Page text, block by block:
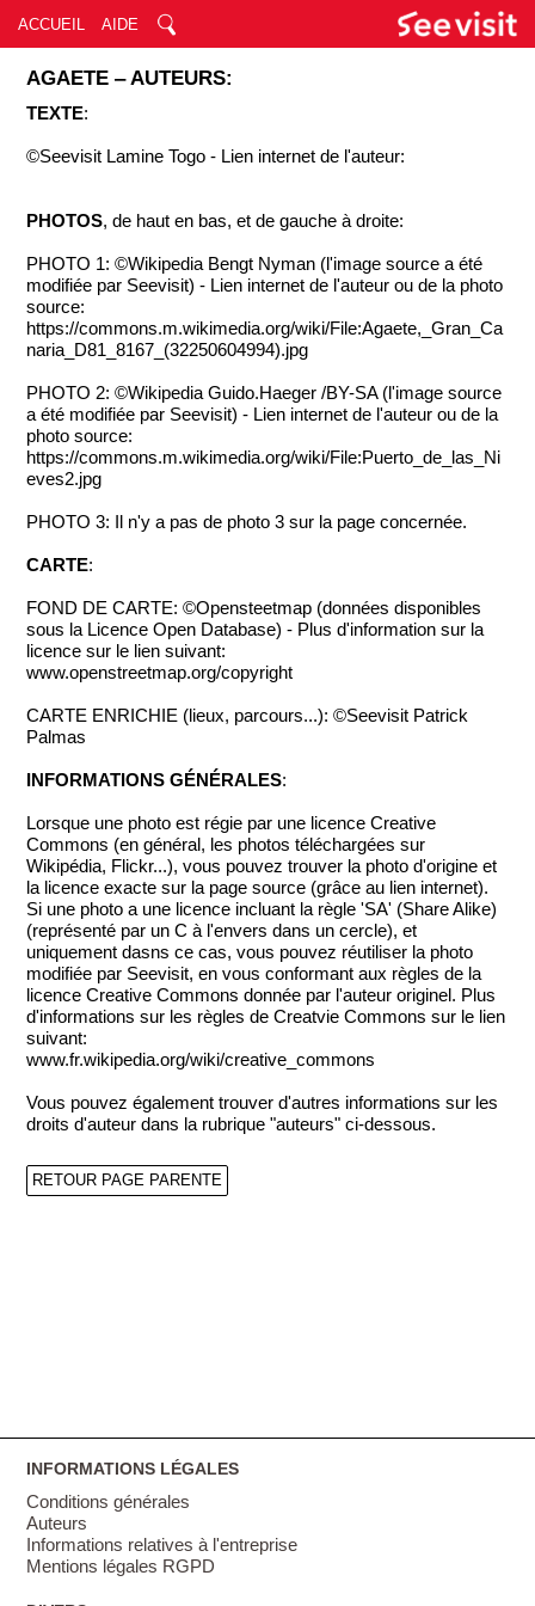
ACCUEIL AIDE
AGAETE ‒ AUTEURS:
TEXTE:
©Seevisit Lamine Togo - Lien internet de l'auteur:
PHOTOS, de haut en bas, et de gauche à droite:
PHOTO 1: ©Wikipedia Bengt Nyman (l'image source a été
modifiée par Seevisit) - Lien internet de l'auteur ou de la photo
source:
https://commons.m.wikimedia.org/wiki/File:Agaete,_Gran_Ca
naria_D81_8167_(32250604994).jpg
PHOTO 2: ©Wikipedia Guido.Haeger /BY-SA (l'image source
a été modifiée par Seevisit) - Lien internet de l'auteur ou de la
photo source:
https://commons.m.wikimedia.org/wiki/File:Puerto_de_las_Ni
eves2.jpg
PHOTO 3: Il n'y a pas de photo 3 sur la page concernée.
CARTE:
FOND DE CARTE: ©Opensteetmap (données disponibles
sous la Licence Open Database) - Plus d'information sur la
licence sur le lien suivant:
www.openstreetmap.org/copyright
CARTE ENRICHIE (lieux, parcours...): ©Seevisit Patrick
Palmas
INFORMATIONS GÉNÉRALES:
Lorsque une photo est régie par une licence Creative
Commons (en général, les photos téléchargées sur
Wikipédia, Flickr...), vous pouvez trouver la photo d'origine et
la licence exacte sur la page source (grâce au lien internet).
Si une photo a une licence incluant la règle 'SA' (Share Alike)
(représenté par un C à l'envers dans un cercle), et
uniquement dasns ce cas, vous pouvez réutiliser la photo
modifiée par Seevisit, en vous conformant aux règles de la
licence Creative Commons donnée par l'auteur originel. Plus
d'informations sur les règles de Creatvie Commons sur le lien
suivant:
www.fr.wikipedia.org/wiki/creative_commons
Vous pouvez également trouver d'autres informations sur les
droits d'auteur dans la rubrique "auteurs" ci-dessous.
RETOUR PAGE PARENTE
INFORMATIONS LÉGALES
Conditions générales
Auteurs
Informations relatives à l'entreprise
Mentions légales RGPD